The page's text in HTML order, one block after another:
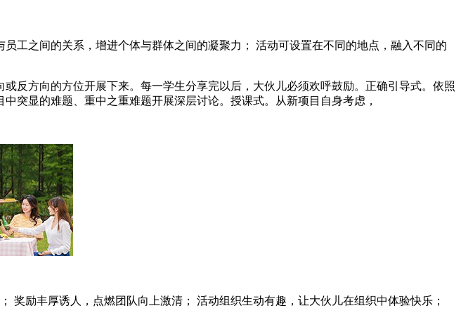
工之间的关系，增进个体与群体之间的凝聚力； 活动可设置在不同的地点，融入不同的
反方向的方位开展下来。每一学生分享完以后，大伙儿必须欢呼鼓励。正确引导式。依照
突显的难题、重中之重难题开展深层讨论。授课式。从新项目自身考虑，
励丰厚诱人，点燃团队向上激清； 活动组织生动有趣，让大伙儿在组织中体验快乐；